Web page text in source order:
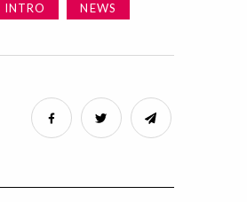
INTRO NEWS